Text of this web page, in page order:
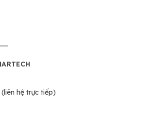
(liên hệ trực tiếp)